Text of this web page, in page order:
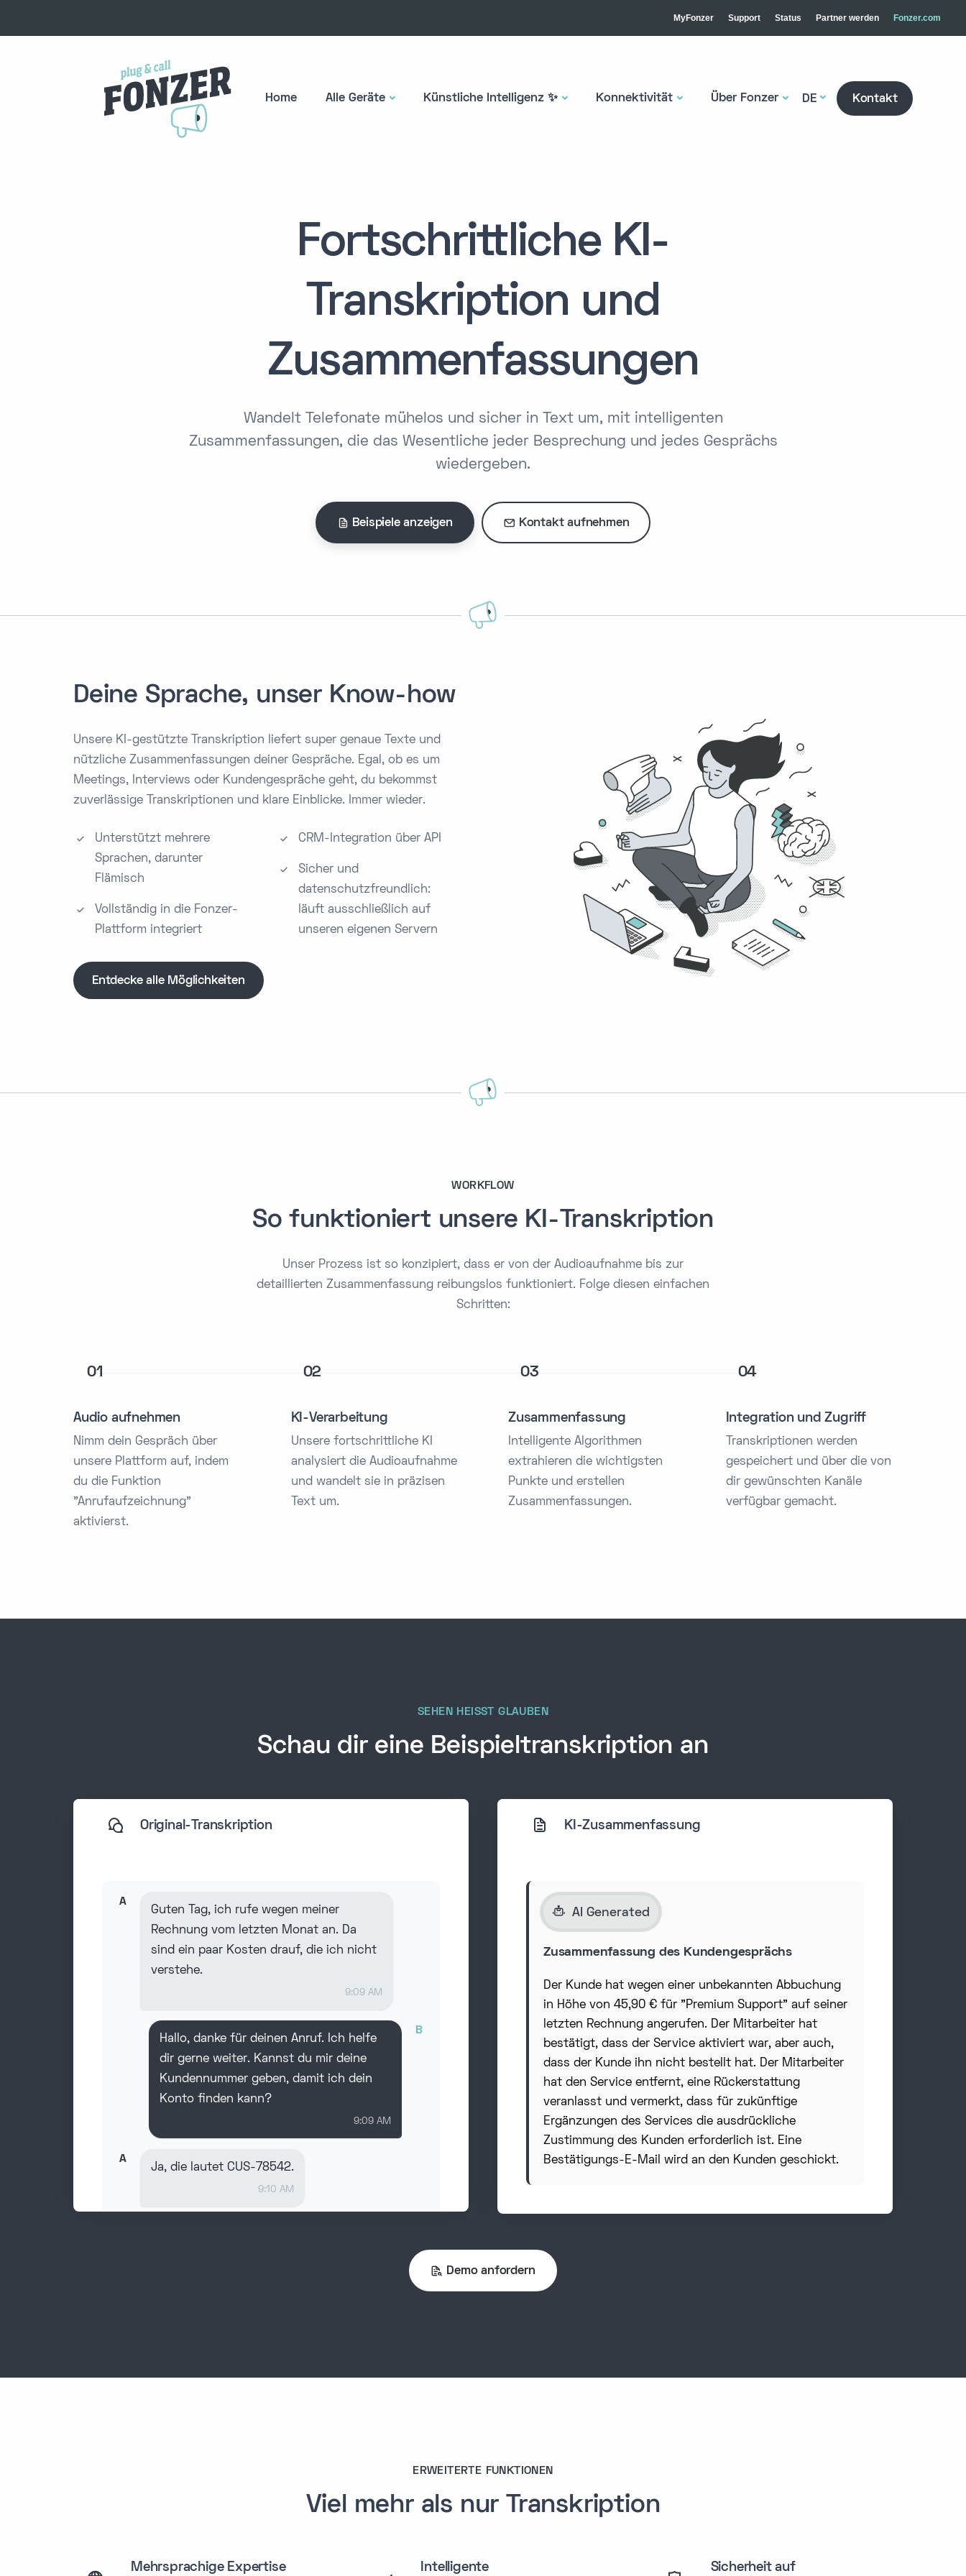
MyFonzer Support Status Partner werden Fonzer.com
Home Alle Geräte Künstliche Intelligenz ✨ Konnektivität Über Fonzer DE Kontakt
Fortschrittliche KI-
Transkription und
Zusammenfassungen
Wandelt Telefonate mühelos und sicher in Text um, mit intelligenten
Zusammenfassungen, die das Wesentliche jeder Besprechung und jedes Gesprächs
wiedergeben.
Beispiele anzeigen Kontakt aufnehmen
Deine Sprache, unser Know-how
Unsere KI-gestützte Transkription liefert super genaue Texte und
nützliche Zusammenfassungen deiner Gespräche. Egal, ob es um
Meetings, Interviews oder Kundengespräche geht, du bekommst
zuverlässige Transkriptionen und klare Einblicke. Immer wieder.
Unterstützt mehrere
Sprachen, darunter
Flämisch
Vollständig in die Fonzer-
Plattform integriert
CRM-Integration über API
Sicher und
datenschutzfreundlich:
läuft ausschließlich auf
unseren eigenen Servern
Entdecke alle Möglichkeiten
WORKFLOW
So funktioniert unsere KI-Transkription
Unser Prozess ist so konzipiert, dass er von der Audioaufnahme bis zur
detaillierten Zusammenfassung reibungslos funktioniert. Folge diesen einfachen
Schritten:
01
Audio aufnehmen
Nimm dein Gespräch über
unsere Plattform auf, indem
du die Funktion
"Anrufaufzeichnung"
aktivierst.
02
KI-Verarbeitung
Unsere fortschrittliche KI
analysiert die Audioaufnahme
und wandelt sie in präzisen
Text um.
03
Zusammenfassung
Intelligente Algorithmen
extrahieren die wichtigsten
Punkte und erstellen
Zusammenfassungen.
04
Integration und Zugriff
Transkriptionen werden
gespeichert und über die von
dir gewünschten Kanäle
verfügbar gemacht.
SEHEN HEISST GLAUBEN
Schau dir eine Beispieltranskription an
Original-Transkription
A
Guten Tag, ich rufe wegen meiner
Rechnung vom letzten Monat an. Da
sind ein paar Kosten drauf, die ich nicht
verstehe.
9:09 AM
Hallo, danke für deinen Anruf. Ich helfe
dir gerne weiter. Kannst du mir deine
Kundennummer geben, damit ich dein
Konto finden kann?
9:09 AM
B
A
Ja, die lautet CUS-78542.
9:10 AM
Ich verstehe deine Verwirrung. Ich werde
das kurz überprüfen ... Ich sehe, dass am
KI-Zusammenfassung
AI Generated
Zusammenfassung des Kundengesprächs
Der Kunde hat wegen einer unbekannten Abbuchung
in Höhe von 45,90 € für "Premium Support" auf seiner
letzten Rechnung angerufen. Der Mitarbeiter hat
bestätigt, dass der Service aktiviert war, aber auch,
dass der Kunde ihn nicht bestellt hat. Der Mitarbeiter
hat den Service entfernt, eine Rückerstattung
veranlasst und vermerkt, dass für zukünftige
Ergänzungen des Services die ausdrückliche
Zustimmung des Kunden erforderlich ist. Eine
Bestätigungs-E-Mail wird an den Kunden geschickt.
Demo anfordern
ERWEITERTE FUNKTIONEN
Viel mehr als nur Transkription
Mehrsprachige Expertise Intelligente Sicherheit auf